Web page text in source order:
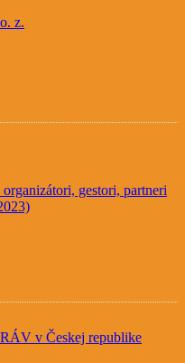
z.
gestori, partneri
v Českej republike